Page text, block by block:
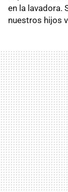
en la lavadora.
nuestros hijos